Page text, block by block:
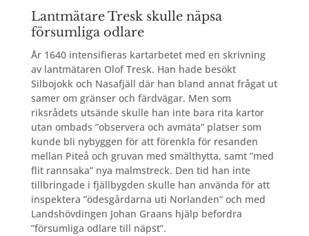
Lantmätare Tresk skulle näpsa
försumliga odlare
År 1640 intensifieras kartarbetet med en skrivning
av lantmätaren Olof Tresk. Han hade besökt
Silbojokk och Nasafjäll där han bland annat frågat ut
samer om gränser och färdvägar. Men som
riksrådets utsände skulle han inte bara rita kartor
utan ombads ”observera och avmäta” platser som
kunde bli nybyggen för att förenkla för resanden
mellan Piteå och gruvan med smälthytta, samt ”med
flit rannsaka” nya malmstreck. Den tid han inte
tillbringade i fjällbygden skulle han använda för att
inspektera ”ödesgårdarna uti Norlanden” och med
Landshövdingen Johan Graans hjälp befordra
”försumliga odlare till näpst”.